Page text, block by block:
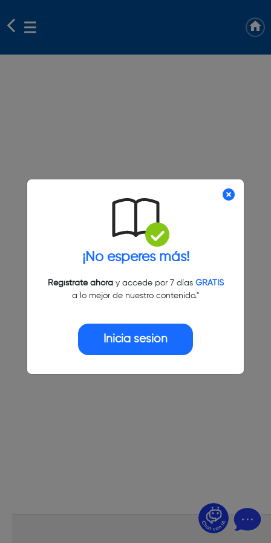
¡No esperes más!
Regístrate ahoray accede por 7 días GRATIS
a lo mejor de nuestro contenido."
Inicia sesión